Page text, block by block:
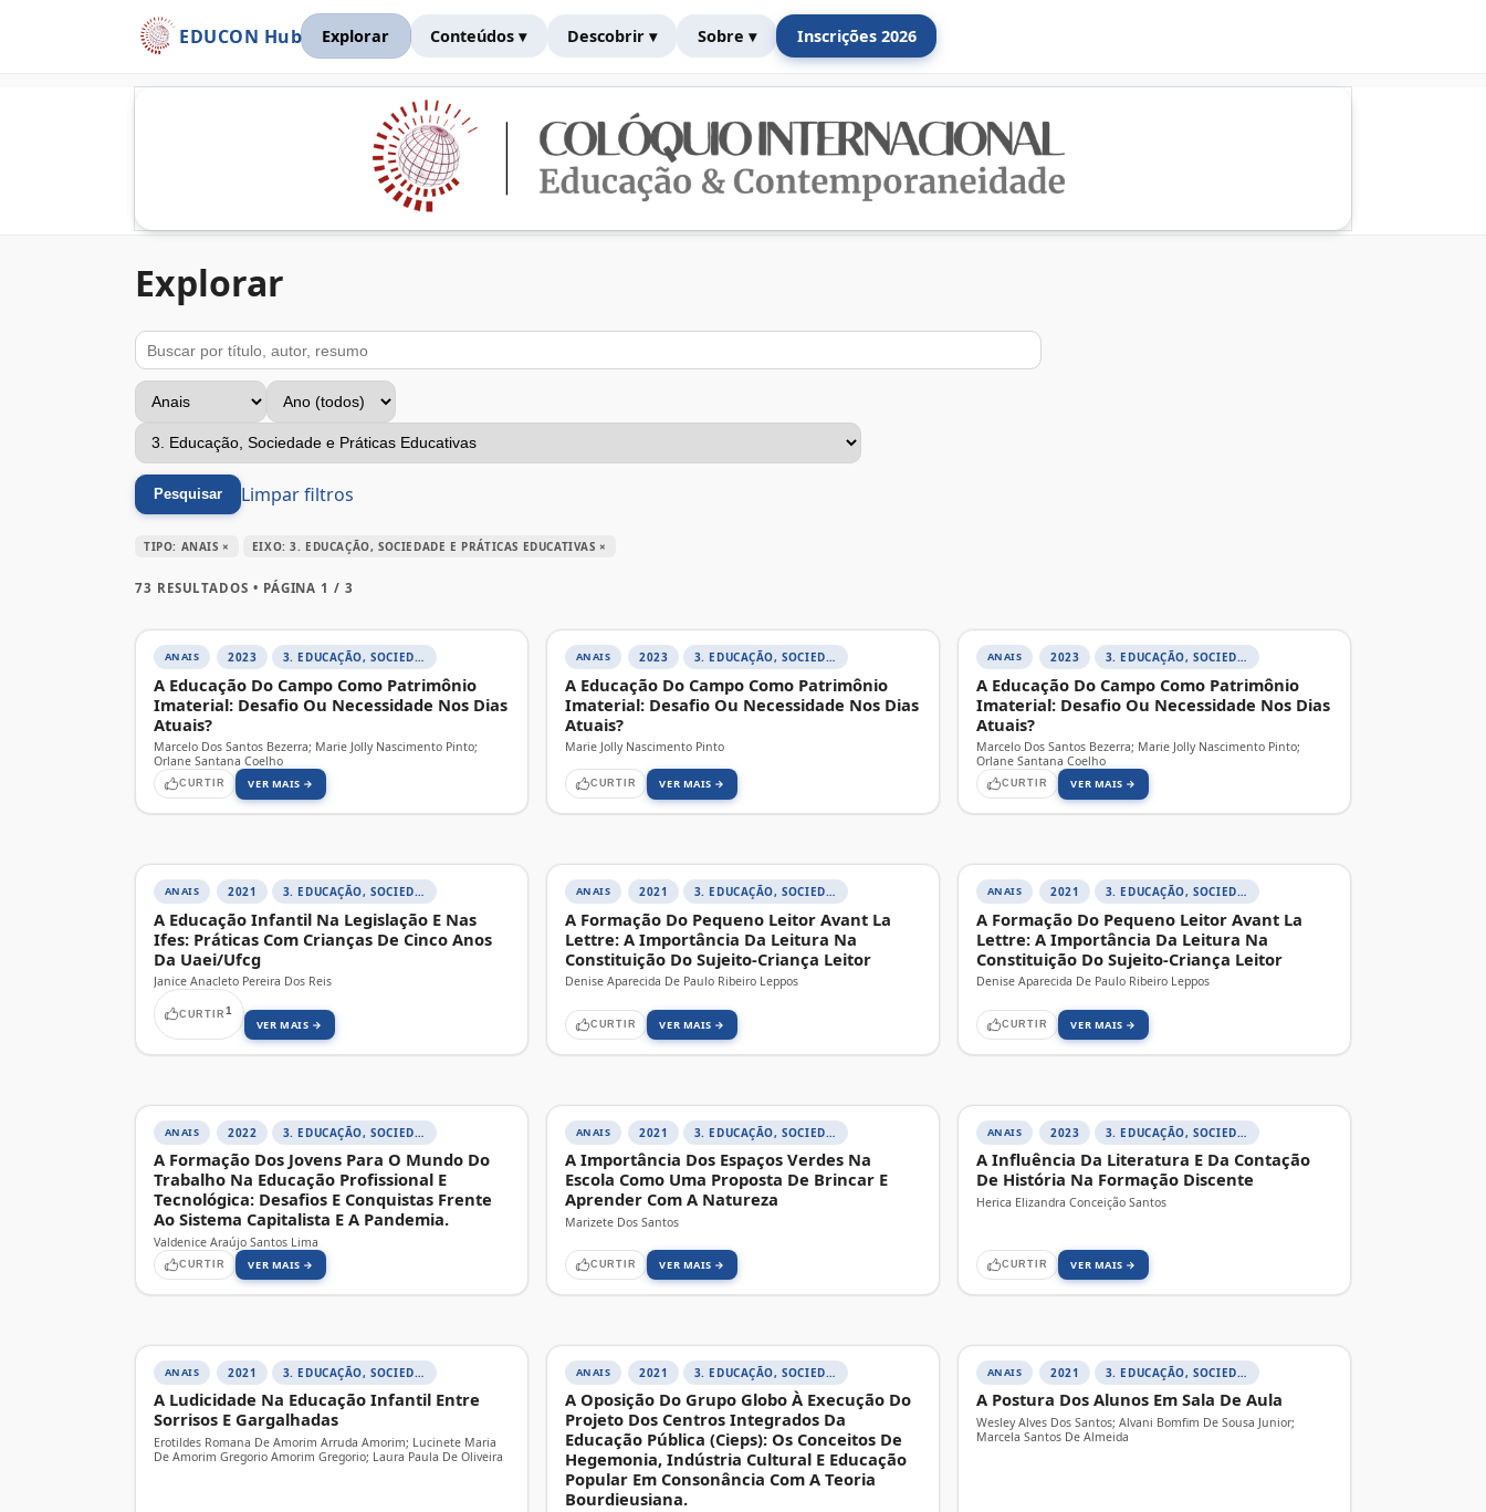
EDUCON Hub Explorar Conteúdos ▾ Descobrir ▾ Sobre ▾ Inscrições 2026
Explorar
Buscar
Tipo
Ano
Eixo temático
Pesquisar Limpar filtros
TIPO: ANAIS × EIXO: 3. EDUCAÇÃO, SOCIEDADE E PRÁTICAS EDUCATIVAS ×
73 RESULTADOS • PÁGINA 1 / 3
ANAIS 2023 3. EDUCAÇÃO, SOCIEDADE E PRÁTICAS EDUCATIVAS
A Educação Do Campo Como Patrimônio
Imaterial: Desafio Ou Necessidade Nos Dias
Atuais?
Marcelo Dos Santos Bezerra; Marie Jolly Nascimento Pinto;
Orlane Santana Coelho
CURTIR VER MAIS →
ANAIS 2023 3. EDUCAÇÃO, SOCIEDADE E PRÁTICAS EDUCATIVAS
A Educação Do Campo Como Patrimônio
Imaterial: Desafio Ou Necessidade Nos Dias
Atuais?
Marie Jolly Nascimento Pinto
CURTIR VER MAIS →
ANAIS 2023 3. EDUCAÇÃO, SOCIEDADE E PRÁTICAS EDUCATIVAS
A Educação Do Campo Como Patrimônio
Imaterial: Desafio Ou Necessidade Nos Dias
Atuais?
Marcelo Dos Santos Bezerra; Marie Jolly Nascimento Pinto;
Orlane Santana Coelho
CURTIR VER MAIS →
ANAIS 2021 3. EDUCAÇÃO, SOCIEDADE E PRÁTICAS EDUCATIVAS
A Educação Infantil Na Legislação E Nas
Ifes: Práticas Com Crianças De Cinco Anos
Da Uaei/Ufcg
Janice Anacleto Pereira Dos Reis
CURTIR 1
VER MAIS →
ANAIS 2021 3. EDUCAÇÃO, SOCIEDADE E PRÁTICAS EDUCATIVAS
A Formação Do Pequeno Leitor Avant La
Lettre: A Importância Da Leitura Na
Constituição Do Sujeito-Criança Leitor
Denise Aparecida De Paulo Ribeiro Leppos
CURTIR VER MAIS →
ANAIS 2021 3. EDUCAÇÃO, SOCIEDADE E PRÁTICAS EDUCATIVAS
A Formação Do Pequeno Leitor Avant La
Lettre: A Importância Da Leitura Na
Constituição Do Sujeito-Criança Leitor
Denise Aparecida De Paulo Ribeiro Leppos
CURTIR VER MAIS →
ANAIS 2022 3. EDUCAÇÃO, SOCIEDADE E PRÁTICAS EDUCATIVAS
A Formação Dos Jovens Para O Mundo Do
Trabalho Na Educação Profissional E
Tecnológica: Desafios E Conquistas Frente
Ao Sistema Capitalista E A Pandemia.
Valdenice Araújo Santos Lima
CURTIR VER MAIS →
ANAIS 2021 3. EDUCAÇÃO, SOCIEDADE E PRÁTICAS EDUCATIVAS
A Importância Dos Espaços Verdes Na
Escola Como Uma Proposta De Brincar E
Aprender Com A Natureza
Marizete Dos Santos
CURTIR VER MAIS →
ANAIS 2023 3. EDUCAÇÃO, SOCIEDADE E PRÁTICAS EDUCATIVAS
A Influência Da Literatura E Da Contação
De História Na Formação Discente
Herica Elizandra Conceição Santos
CURTIR VER MAIS →
ANAIS 2021 3. EDUCAÇÃO, SOCIEDADE E PRÁTICAS EDUCATIVAS
A Ludicidade Na Educação Infantil Entre
Sorrisos E Gargalhadas
Erotildes Romana De Amorim Arruda Amorim; Lucinete Maria
De Amorim Gregorio Amorim Gregorio; Laura Paula De Oliveira
ANAIS 2021 3. EDUCAÇÃO, SOCIEDADE E PRÁTICAS EDUCATIVAS
A Oposição Do Grupo Globo À Execução Do
Projeto Dos Centros Integrados Da
Educação Pública (Cieps): Os Conceitos De
Hegemonia, Indústria Cultural E Educação
Popular Em Consonância Com A Teoria
Bourdieusiana.
ANAIS 2021 3. EDUCAÇÃO, SOCIEDADE E PRÁTICAS EDUCATIVAS
A Postura Dos Alunos Em Sala De Aula
Wesley Alves Dos Santos; Alvani Bomfim De Sousa Junior;
Marcela Santos De Almeida